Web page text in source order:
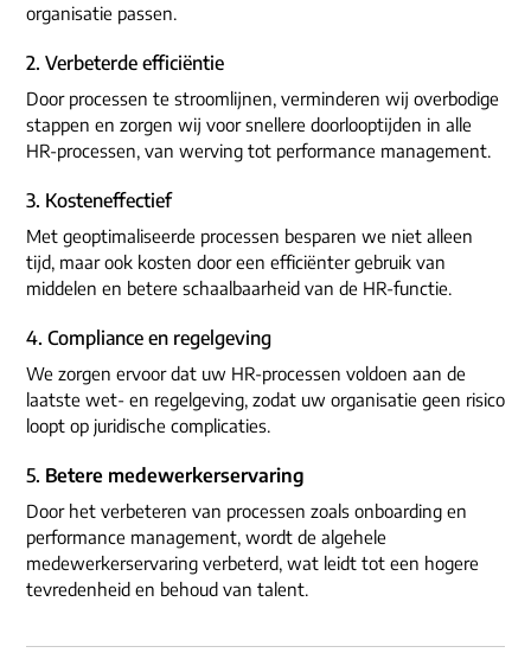
organisatie passen.
2. Verbeterde efficiëntie
Door processen te stroomlijnen, verminderen wij overbodige
stappen en zorgen wij voor snellere doorlooptijden in alle
HR-processen, van werving tot performance management.
3. Kosteneffectief
Met geoptimaliseerde processen besparen we niet alleen
tijd, maar ook kosten door een efficiënter gebruik van
middelen en betere schaalbaarheid van de HR-functie.
4. Compliance en regelgeving
We zorgen ervoor dat uw HR-processen voldoen aan de
laatste wet- en regelgeving, zodat uw organisatie geen risico
loopt op juridische complicaties.
5. Betere medewerkerservaring
Door het verbeteren van processen zoals onboarding en
performance management, wordt de algehele
medewerkerservaring verbeterd, wat leidt tot een hogere
tevredenheid en behoud van talent.